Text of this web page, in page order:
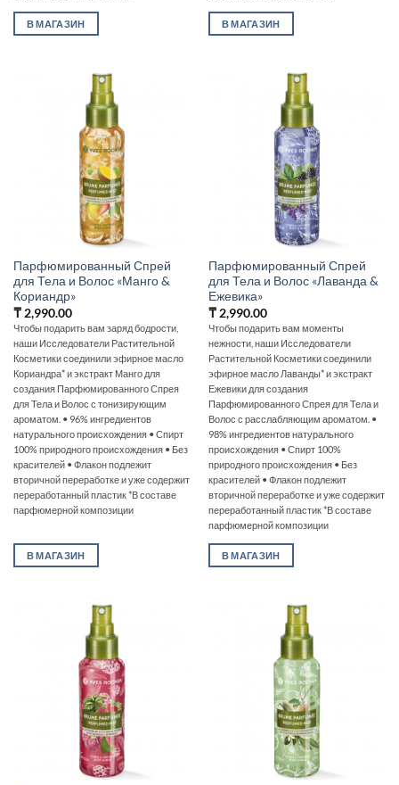
В МАГАЗИН В МАГАЗИН
Парфюмированный Спрей
для Тела и Волос «Манго &
Кориандр»
₸2,990.00
Чтобы подарить вам заряд бодрости,
наши Исследователи Растительной
Косметики соединили эфирное масло
Кориандра* и экстракт Манго для
создания Парфюмированного Спрея
для Тела и Волос с тонизирующим
ароматом. • 96% ингредиентов
натурального происхождения • Спирт
100% природного происхождения • Без
красителей • Флакон подлежит
вторичной переработке и уже содержит
переработанный пластик *В составе
парфюмерной композиции
В МАГАЗИН
Парфюмированный Спрей
для Тела и Волос «Лаванда &
Ежевика»
₸2,990.00
Чтобы подарить вам моменты
нежности, наши Исследователи
Растительной Косметики соединили
эфирное масло Лаванды* и экстракт
Ежевики для создания
Парфюмированного Спрея для Тела и
Волос с расслабляющим ароматом. •
98% ингредиентов натурального
происхождения • Спирт 100%
природного происхождения • Без
красителей • Флакон подлежит
вторичной переработке и уже содержит
переработанный пластик *В составе
парфюмерной композиции
В МАГАЗИН